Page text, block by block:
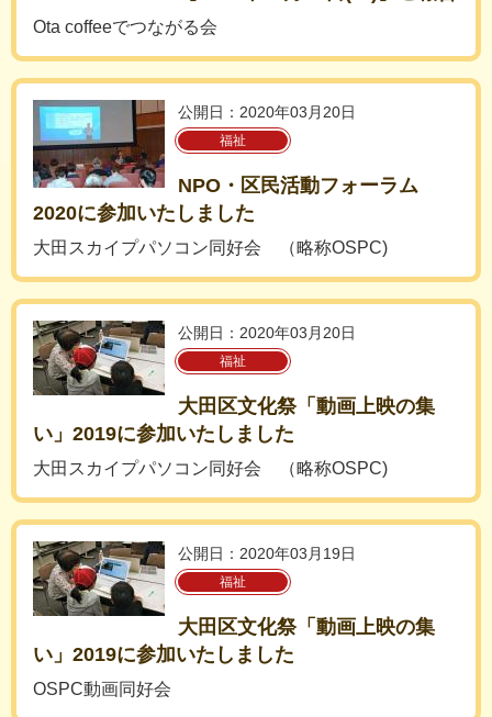
Ota coffeeでつながる会
公開日：2020年03月20日
福祉
NPO・区民活動フォーラム
2020に参加いたしました
大田スカイプパソコン同好会 （略称OSPC)
公開日：2020年03月20日
福祉
大田区文化祭「動画上映の集
い」2019に参加いたしました
大田スカイプパソコン同好会 （略称OSPC)
公開日：2020年03月19日
福祉
大田区文化祭「動画上映の集
い」2019に参加いたしました
OSPC動画同好会